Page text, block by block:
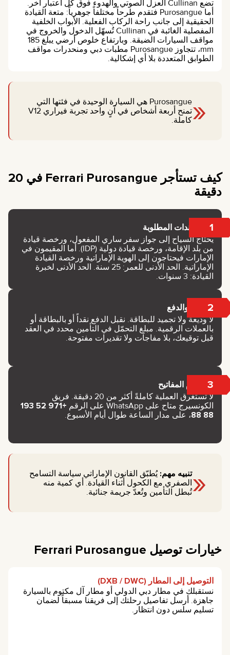
تضع Cullinan العزل الصوتي والهدوء فوق كل اعتبار آخر.
أما Purosangue فتقدم طرحاً مختلفاً جوهرياً: متعة القيادة
الحقيقية إلى جانب راحة الركاب الفعلية. الأبواب الخلفية
المفصلية الغائبة في Cullinan تُسهّل الدخول والخروج في
مواقف السيارات الضيقة. وبارتفاع خلوص أرضي يبلغ 185
mm، تتجاوز Purosangue مطبات دبي ومنحدرات مواقف
الطوابق المتعددة بلا أي إشكالية.
«
Purosangue هي السيارة الوحيدة في فئتها التي
تمنح أربعة أشخاص في آنٍ واحد تجربة فيراري V12
كاملة.
كيف تستأجر Ferrari Purosangue في 20
دقيقة
1 المستندات المطلوبة
يحتاج السياح إلى جواز سفر ساري المفعول، ورخصة قيادة
من بلد الإقامة، ورخصة قيادة دولية (IDP). أما المقيمون في
الإمارات فيحتاجون إلى الهوية الإماراتية ورخصة القيادة
الإماراتية. الحد الأدنى للعمر: 25 سنة. الحد الأدنى لخبرة
القيادة: 3 سنوات.
2 العقد والدفع
لا وديعة ولا تجميد للبطاقة. نقبل الدفع نقداً أو بالبطاقة أو
بالعملات الرقمية. مبلغ التحمّل في التأمين محدد في العقد
قبل توقيعك، بلا مفاجآت ولا تقديرات مفتوحة.
3 استلام المفاتيح
لا تستغرق العملية كاملةً أكثر من 20 دقيقة. فريق
الكونسيرج متاح على WhatsApp على الرقم
+971 52 193
88 88
، على مدار الساعة طوال أيام الأسبوع.
«تنبيه مهم: يُطبّق القانون الإماراتي سياسة التسامح
الصفري مع الكحول أثناء القيادة. أي كمية منه
تُبطل التأمين وتُعدّ جريمة جنائية.
خيارات توصيل Ferrari Purosangue
التوصيل إلى المطار (DXB / DWC)
نستقبلك في مطار دبي الدولي أو مطار آل مكتوم بالسيارة
جاهزة. أرسل تفاصيل رحلتك إلى فريقنا مسبقاً لضمان
تسليم سلس دون انتظار.